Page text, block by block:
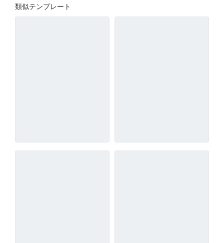
類似テンプレート